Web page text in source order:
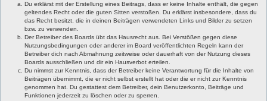
Du erklärst mit der Erstellung eines Beitrags, dass er keine Inhalte enthält, die gegen
geltendes Recht oder die guten Sitten verstoßen. Du erklärst insbesondere, dass du
das Recht besitzt, die in deinen Beiträgen verwendeten Links und Bilder zu setzen
bzw. zu verwenden.
Der Betreiber des Boards übt das Hausrecht aus. Bei Verstößen gegen diese
Nutzungsbedingungen oder anderer im Board veröffentlichten Regeln kann der
Betreiber dich nach Abmahnung zeitweise oder dauerhaft von der Nutzung dieses
Boards ausschließen und dir ein Hausverbot erteilen.
Du nimmst zur Kenntnis, dass der Betreiber keine Verantwortung für die Inhalte von
Beiträgen übernimmt, die er nicht selbst erstellt hat oder die er nicht zur Kenntnis
genommen hat. Du gestattest dem Betreiber, dein Benutzerkonto, Beiträge und
Funktionen jederzeit zu löschen oder zu sperren.